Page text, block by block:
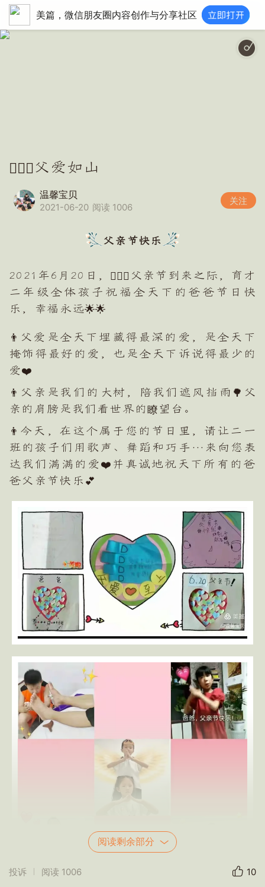
美篇，微信朋友圈内容创作与分享社区
👨‍❤️‍👨父爱如山
温馨宝贝
2021-06-20 阅读 1006
关注
父亲节快乐
2021年6月20日，👨‍❤️‍👨父亲节到来之际，育才
二年级全体孩子祝福全天下的爸爸节日快
乐，幸福永远🌟🌟
👨父爱是全天下埋藏得最深的爱，是全天下
掩饰得最好的爱，也是全天下诉说得最少的
爱❤️
👨父亲是我们的大树，陪我们遮风挡雨🌳父
亲的肩膀是我们看世界的瞭望台。
👨今天，在这个属于您的节日里，请让二一
班的孩子们用歌声、舞蹈和巧手…来向您表
达我们满满的爱❤️并真诚地祝天下所有的爸
爸父亲节快乐💕
阅读剩余部分
投诉 阅读 1006 10